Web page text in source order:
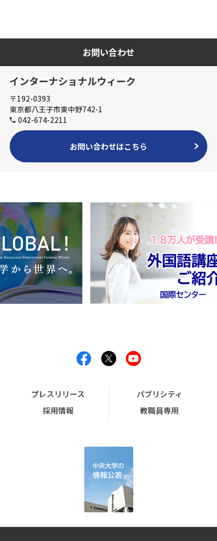
お問い合わせ
インターナショナルウィーク
〒192-0393
東京都八王子市東中野742-1
042-674-2211
お問い合わせはこちら
プレスリリース
パブリシティ
採用情報
教職員専用